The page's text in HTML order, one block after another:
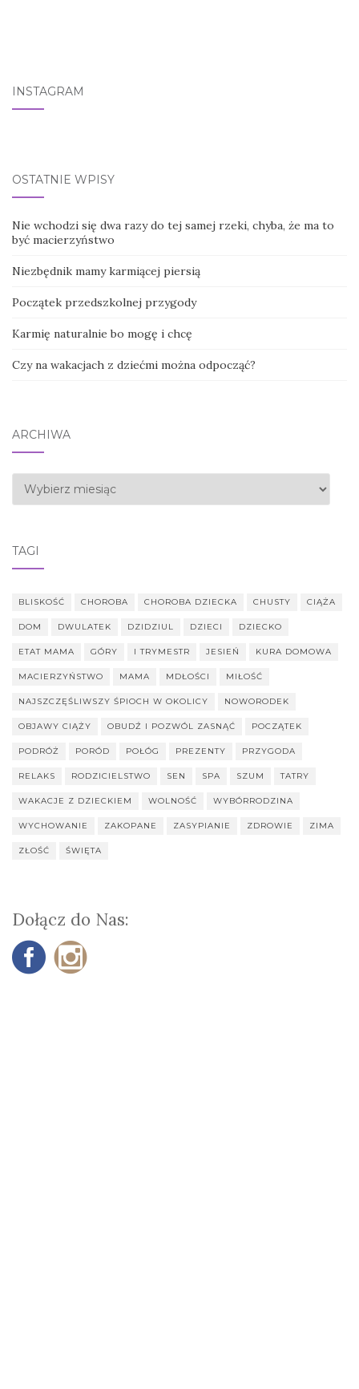
INSTAGRAM
OSTATNIE WPISY
Nie wchodzi się dwa razy do tej samej rzeki, chyba, że ma to
być macierzyństwo
Niezbędnik mamy karmiącej piersią
Początek przedszkolnej przygody
Karmię naturalnie bo mogę i chcę
Czy na wakacjach z dziećmi można odpocząć?
ARCHIWA
Archiwa
TAGI
BLISKOŚĆ CHOROBA CHOROBA DZIECKA CHUSTY CIĄŻA
DOM DWULATEK DZIDZIUL DZIECI DZIECKO
ETAT MAMA GÓRY I TRYMESTR JESIEŃ KURA DOMOWA
MACIERZYŃSTWO MAMA MDŁOŚCI MIŁOŚĆ
NAJSZCZĘŚLIWSZY ŚPIOCH W OKOLICY NOWORODEK
OBJAWY CIĄŻY OBUDŹ I POZWÓL ZASNĄĆ POCZĄTEK
PODRÓŻ PORÓD POŁÓG PREZENTY PRZYGODA
RELAKS RODZICIELSTWO SEN SPA SZUM TATRY
WAKACJE Z DZIECKIEM WOLNOŚĆ WYBÓRRODZINA
WYCHOWANIE ZAKOPANE ZASYPIANIE ZDROWIE ZIMA
ZŁOŚĆ ŚWIĘTA
Dołącz do Nas: